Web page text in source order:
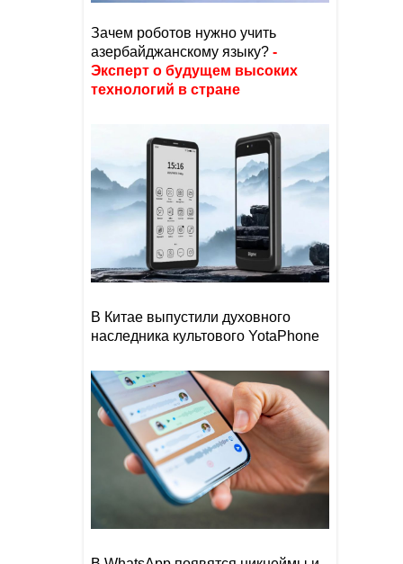
Зачем роботов нужно учить
азербайджанскому языку? -
Эксперт о будущем высоких
технологий в стране
В Китае выпустили духовного
наследника культового YotaPhone